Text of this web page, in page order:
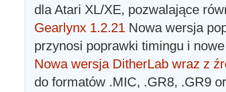
dla Atari XL/XE, pozwalające
Gearlynx 1.2.21 Nowa wersja
przynosi poprawki timingu i
Nowa wersja DitherLab wraz z
do formatów .MIC, .GR8, .GR9